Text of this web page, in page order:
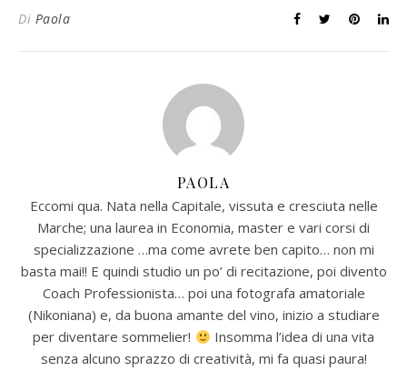
Di Paola
PAOLA
Eccomi qua. Nata nella Capitale, vissuta e cresciuta nelle
Marche; una laurea in Economia, master e vari corsi di
specializzazione …ma come avrete ben capito… non mi
basta mai!! E quindi studio un po’ di recitazione, poi divento
Coach Professionista… poi una fotografa amatoriale
(Nikoniana) e, da buona amante del vino, inizio a studiare
per diventare sommelier!
Insomma l’idea di una vita
senza alcuno sprazzo di creatività, mi fa quasi paura!